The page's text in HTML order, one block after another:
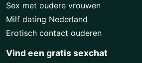
Sex met oudere vrouwen
Milf dating Nederland
Erotisch contact ouderen
Vind een gratis sexchat